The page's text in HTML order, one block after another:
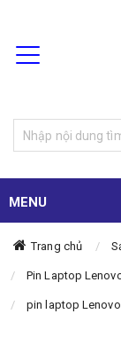
MENU
Trang chủ
Pin Laptop
pin laptop Lenovo